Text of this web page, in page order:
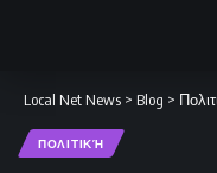
Local Net News > Blog >
ΠΟΛΙΤΙΚΉ